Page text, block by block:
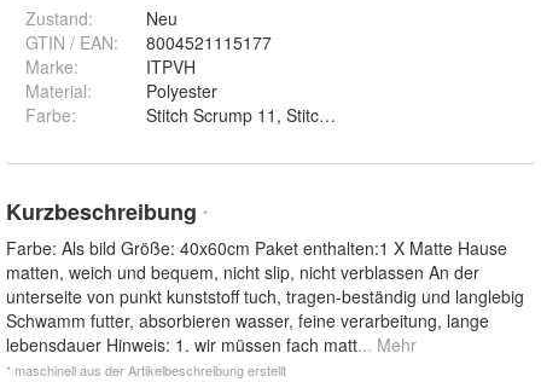
Zustand:
Neu
GTIN / EAN:
8004521115177
Marke:
ITPVH
Material:
Polyester
Farbe:
Kurzbeschreibung *
Farbe: Als bild Größe: 40x60cm Paket enthalten:1 X Matte Hause
matten, weich und bequem, nicht slip, nicht verblassen An der
unterseite von punkt kunststoff tuch, tragen-beständig und langlebig
Schwamm futter, absorbieren wasser, feine verarbeitung, lange
lebensdauer Hinweis: 1. wir müssen fach matt... Mehr
* maschinell aus der Artikelbeschreibung erstellt